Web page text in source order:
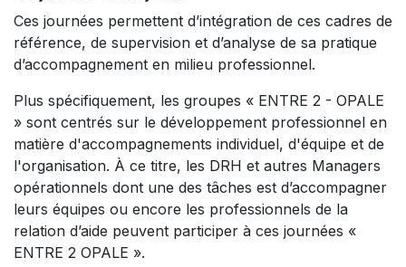
Ces journées permettent d’intégration de ces cadres de
référence, de supervision et d’analyse de sa pratique
d’accompagnement en milieu professionnel.
Plus spécifiquement, les groupes « ENTRE 2 - OPALE
» sont centrés sur le développement professionnel en
matière d'accompagnements individuel, d'équipe et de
l'organisation. À ce titre, les DRH et autres Managers
opérationnels dont une des tâches est d’accompagner
leurs équipes ou encore les professionnels de la
relation d’aide peuvent participer à ces journées «
ENTRE 2 OPALE ».